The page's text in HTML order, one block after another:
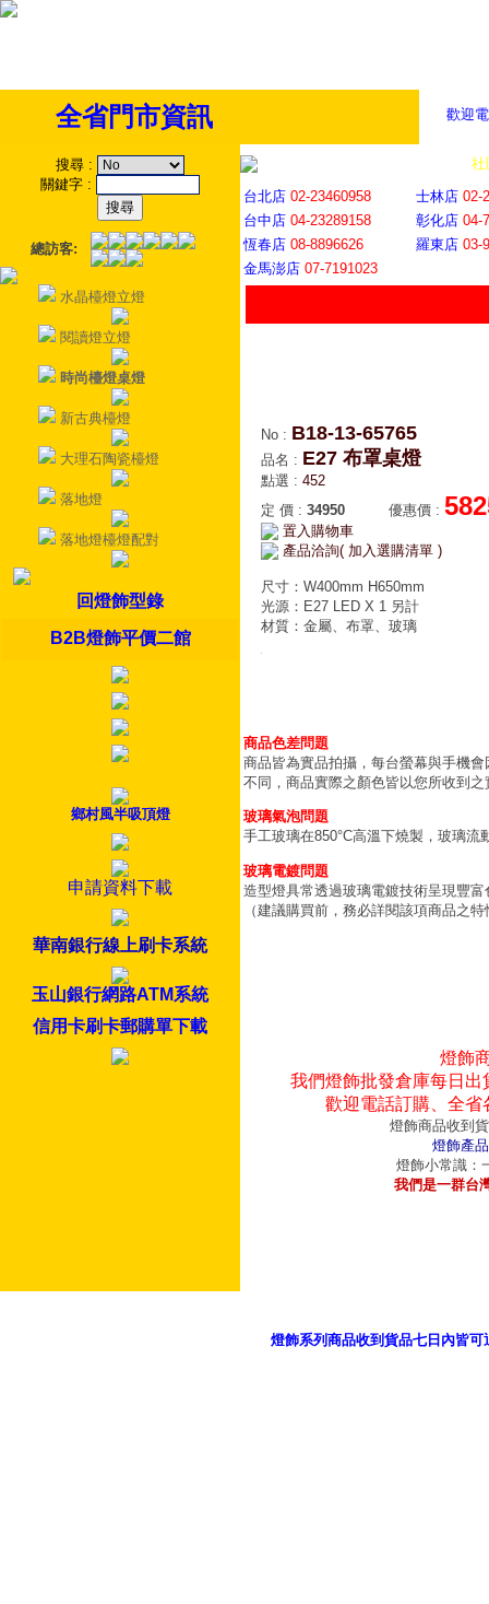
歡迎
全省門市資訊
搜尋 :
關鍵字 :
總訪客:
水晶檯燈立燈
閱讀燈立燈
時尚檯燈桌燈
新古典檯燈
大理石陶瓷檯燈
落地燈
落地燈檯燈配對
回燈飾型錄
B2B燈飾平價二館
鄉村風半吸頂燈
申請資料下載
華南銀行線上刷卡系統
玉山銀行網路ATM系統
信用卡刷卡郵購單下載
社
台北店 02-23460958 士林店 02-
台中店 04-23289158 彰化店 04-
恆春店 08-8896626 羅東店 03-
金馬澎店 07-7191023
No : B18-13-65765
品名 : E27 布罩桌燈
點選 : 452
定 價 : 34950 優惠價 :
置入購物車
產品洽詢( 加入選購清單 )
尺寸：W400mm H650mm
光源：E27 LED X 1 另計
材質：金屬、布罩、玻璃
商品色差問題
商品皆為實品拍攝，每台螢幕與手機
不同，商品實際之顏色皆以您所收到之
玻璃氣泡問題
手工玻璃在850°C高溫下燒製，玻璃
玻璃電鍍問題
造型燈具常透過玻璃電鍍技術呈現豐
（建議購買前，務必詳閱該項商品之
燈飾
我們燈飾批發倉庫每日
歡迎電話訂購、全
燈飾商品收到
燈飾產
燈飾小常識：
我們是一群台
燈飾系列商品收到貨品七日內皆